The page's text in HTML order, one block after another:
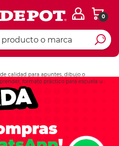
0
calidad para apuntes, dibujo o
formato práctico para escuela u
Ingresar Codigo